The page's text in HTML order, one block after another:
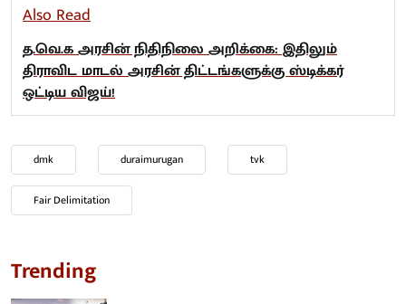
Also Read
த.வெ.க அரசின் நிதிநிலை அறிக்கை: இதிலும்
திராவிட மாடல் அரசின் திட்டங்களுக்கு ஸ்டிக்கர்
ஒட்டிய விஜய்!
dmk duraimurugan tvk
Fair Delimitation
Trending